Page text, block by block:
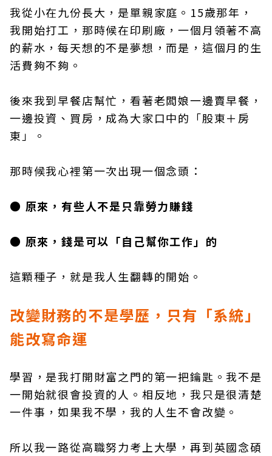
我從小在九份長大，是單親家庭。15歲那年，
我開始打工，那時候在印刷廠，一個月領著不高
的薪水，每天想的不是夢想，而是，這個月的生
活費夠不夠。
後來我到早餐店幫忙，看著老闆娘一邊賣早餐，
一邊投資、買房，成為大家口中的「股東＋房
東」。
那時候我心裡第一次出現一個念頭：
● 原來，有些人不是只靠勞力賺錢
● 原來，錢是可以「自己幫你工作」的
這顆種子，就是我人生翻轉的開始。
改變財務的不是學歷，只有「系統」
能改寫命運
學習，是我打開財富之門的第一把鑰匙。我不是
一開始就很會投資的人。相反地，我只是很清楚
一件事，如果我不學，我的人生不會改變。
所以我一路從高職努力考上大學，再到英國念碩